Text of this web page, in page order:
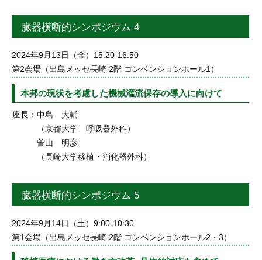
臓器横断的シンポジウム 4
2024年9月13日（金）15:20-16:50
第2会場（出島メッセ長崎 2階 コンベンションホール1）
本邦の現状を考慮した機械灌流保存の導入に向けて
座長： 中島 大輔
（京都大学 呼吸器外科）
曽山 明彦
（長崎大学移植・消化器外科）
臓器横断的シンポジウム 5
2024年9月14日（土）9:00-10:30
第1会場（出島メッセ長崎 2階 コンベンションホール2・3）